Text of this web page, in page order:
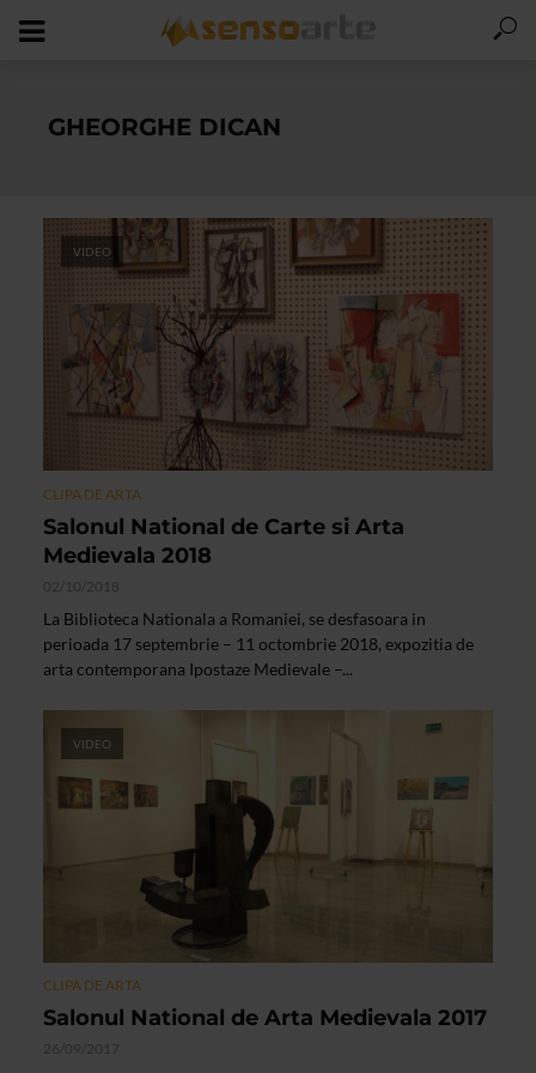
GHEORGHE DICAN
VIDEO
CLIPA DE ARTA
Salonul National de Carte si Arta
Medievala 2018
02/10/2018
La Biblioteca Nationala a Romaniei, se desfasoara in
perioada 17 septembrie – 11 octombrie 2018, expozitia de
arta contemporana Ipostaze Medievale –...
VIDEO
CLIPA DE ARTA
Salonul National de Arta Medievala 2017
26/09/2017